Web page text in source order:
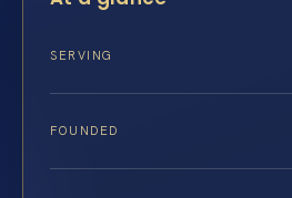
SERVING
FOUNDED